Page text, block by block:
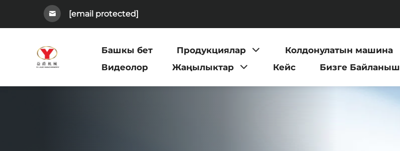
[email protected]
Башкы бет Продукциялар Колдонулатын машина
Видеолор
Жаңылыктар Кейс Бизге Байланыш